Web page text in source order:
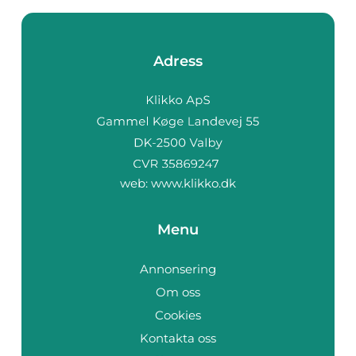
Adress
web: www.klikko.dk
Menu
Annonsering
Om oss
Cookies
Kontakta oss